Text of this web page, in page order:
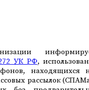
УК РФ,
находящихся
рассылок